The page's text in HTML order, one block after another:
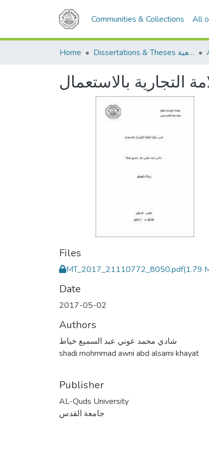
Communities & Collections All
Home Dissertations & Theses الرسائل الجامعية
التجارية بالاستعمال
Files
MT_2017_21110772_8050.pdf(1.79
Date
2017-05-02
Authors
شادي محمد عوني عبد السميع خياط
shadi mohmmad awni abd alsami khayat
Publisher
AL-Quds University
جامعة القدس